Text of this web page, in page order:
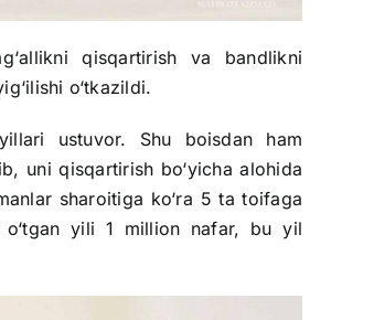
qisqartirish va bandlikni
o‘tkazildi.
ustuvor. Shu boisdan ham
uni qisqartirish bo‘yicha alohida
sharoitiga ko‘ra 5 ta toifaga
o‘tgan yili 1 million nafar, bu yil